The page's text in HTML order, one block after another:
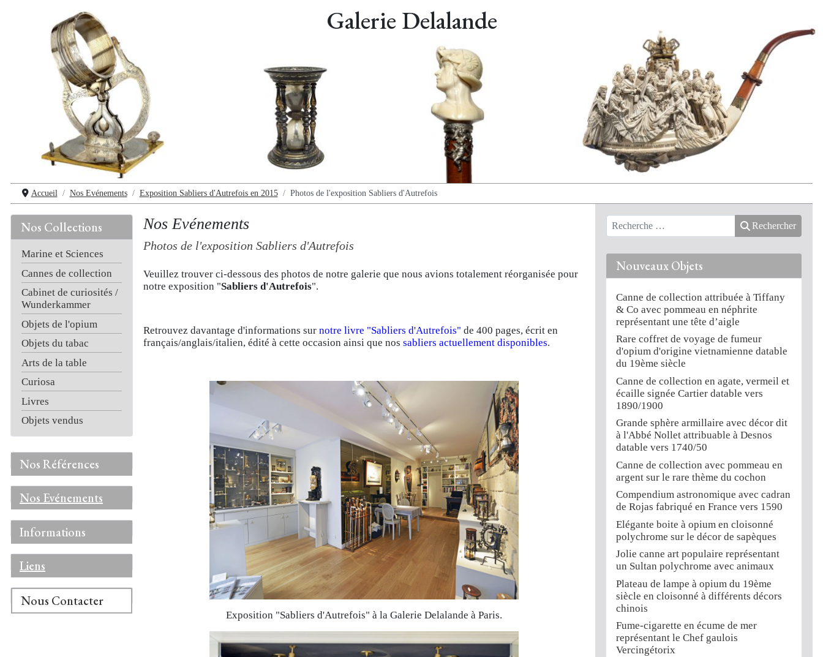
Galerie Delalande
Accueil Nos Evénements Exposition Sabliers d'Autrefois en 2015 Photos de l'exposition Sabliers d'Autrefois
Nos Collections
Marine et Sciences
Cannes de collection
Cabinet de curiosités /
Wunderkammer
Objets de l'opium
Objets du tabac
Arts de la table
Curiosa
Livres
Objets vendus
Nos Références
Nos Evénements
Informations
Liens
Nous Contacter
Nos Evénements
Photos de l'exposition Sabliers d'Autrefois
Veuillez trouver ci-dessous des photos de notre galerie que nous avions totalement réorganisée pour
notre exposition "Sabliers d'Autrefois".
Retrouvez davantage d'informations surnotre livre "Sabliers d'Autrefois" de 400 pages, écrit en
français/anglais/italien, édité à cette occasion ainsi que nossabliers actuellement disponibles.
Exposition "Sabliers d'Autrefois" à la Galerie Delalande à Paris.
Rechercher
Nouveaux Objets
Canne de collection attribuée à Tiffany
& Co avec pommeau en néphrite
représentant une tête d’aigle
Rare coffret de voyage de fumeur
d'opium d'origine vietnamienne datable
du 19ème siècle
Canne de collection en agate, vermeil et
écaille signée Cartier datable vers
1890/1900
Grande sphère armillaire avec décor dit
à l'Abbé Nollet attribuable à Desnos
datable vers 1740/50
Canne de collection avec pommeau en
argent sur le rare thème du cochon
Compendium astronomique avec cadran
de Rojas fabriqué en France vers 1590
Elégante boite à opium en cloisonné
polychrome sur le décor de sapèques
Jolie canne art populaire représentant
un Sultan polychrome avec animaux
Plateau de lampe à opium du 19ème
siècle en cloisonné à différents décors
chinois
Fume-cigarette en écume de mer
représentant le Chef gaulois
Vercingétorix